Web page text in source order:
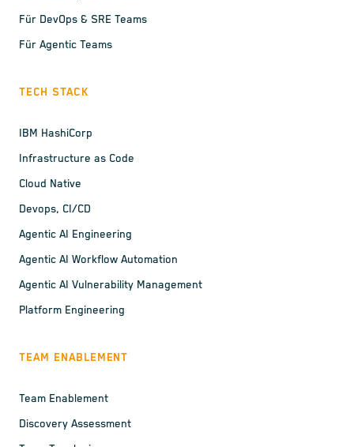
Für DevOps & SRE Teams
Für Agentic Teams
TECH STACK
IBM HashiCorp
Infrastructure as Code
Cloud Native
Devops, CI/CD
Agentic AI Engineering
Agentic AI Workflow Automation
Agentic AI Vulnerability Management
Platform Engineering
TEAM ENABLEMENT
Team Enablement
Discovery Assessment